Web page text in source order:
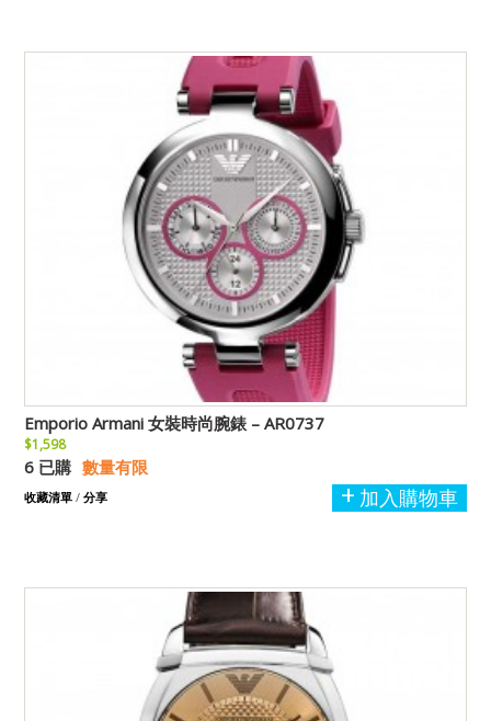
Emporio Armani 女裝時尚腕錶 – AR0737
$1,598
6 已購 數量有限
加入購物車
收藏清單 / 分享